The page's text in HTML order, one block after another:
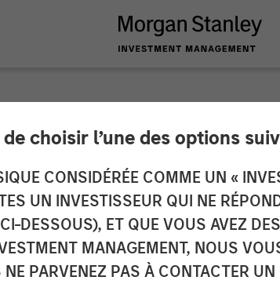
choisir l’une des options
CONSIDÉRÉE COMME UN «
UN INVESTISSEUR QUI NE
DESSOUS), ET QUE VOUS AVEZ
MANAGEMENT, NOUS
PARVENEZ PAS À CONTACTER